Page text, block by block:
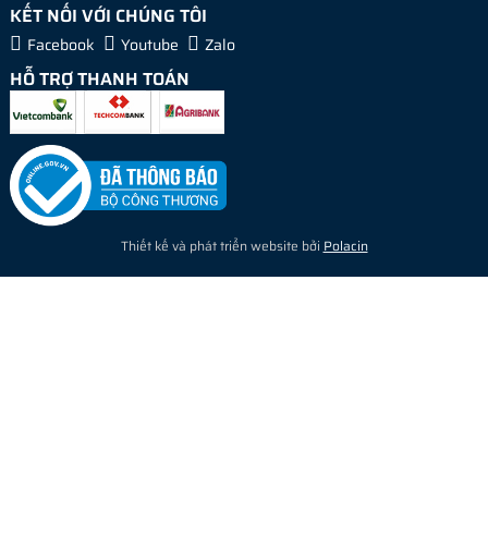
KẾT NỐI VỚI CHÚNG TÔI
Facebook Youtube Zalo
HỖ TRỢ THANH TOÁN
Thiết kế và phát triển website bởi Polacin